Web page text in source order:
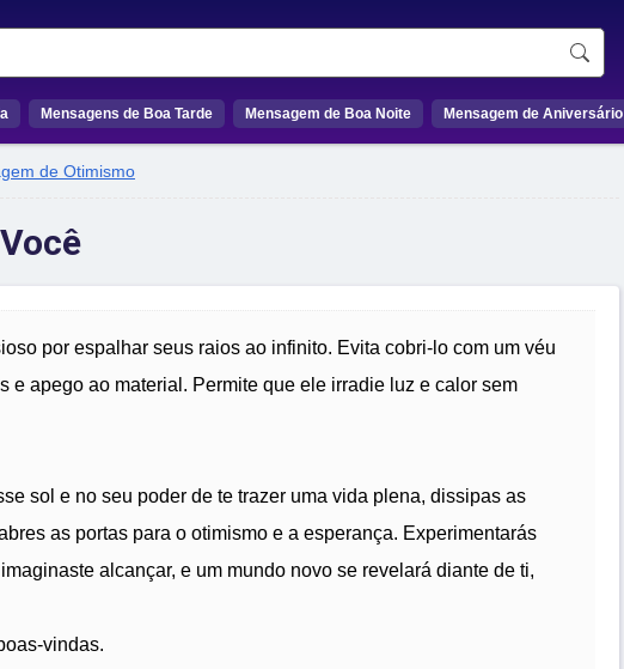
Mensagens de Boa Tarde Mensagem de Boa Noite Mensagem de Aniversário
de Otimismo
por espalhar seus raios ao infinito. Evita cobri-lo com um véu
e apego ao material. Permite que ele irradie luz e calor sem
sol e no seu poder de te trazer uma vida plena, dissipas as
as portas para o otimismo e a esperança. Experimentarás
alcançar, e um mundo novo se revelará diante de ti,
vindas.